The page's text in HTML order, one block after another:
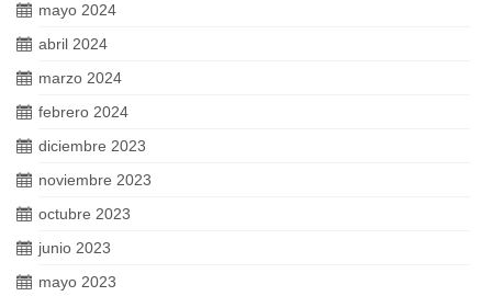
mayo 2024
abril 2024
marzo 2024
febrero 2024
diciembre 2023
noviembre 2023
octubre 2023
junio 2023
mayo 2023